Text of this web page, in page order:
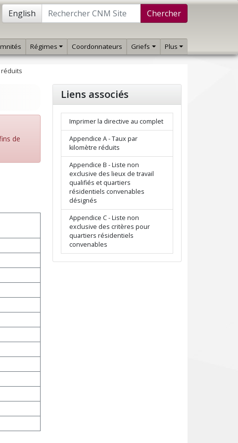
English Chercher
Régimes Coordonnateurs Griefs Plus
réduits
de
Liens associés
Imprimer la directive au complet
Appendice A - Taux par
kilomètre réduits
Appendice B - Liste non
exclusive des lieux de travail
qualifiés et quartiers
résidentiels convenables
désignés
Appendice C - Liste non
exclusive des critères pour
quartiers résidentiels
convenables